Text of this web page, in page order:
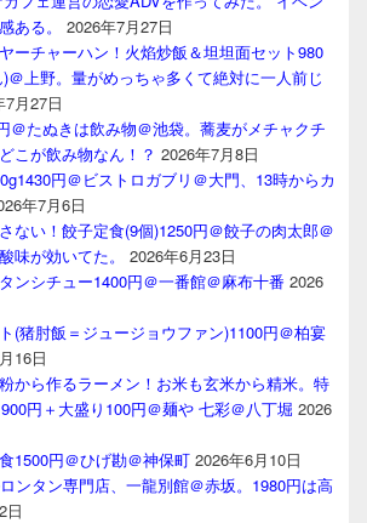
ある。
2026年7月27日
ーチャーハン！火焰炒飯＆坦坦面セット980
＠上野。量がめっちゃ多くて絶対に一人前じ
7月27日
＠たぬきは飲み物＠池袋。蕎麦がメチャクチ
こが飲み物なん！？ 2026年7月8日
円＠ビストロガブリ＠大門、13時からカ
年7月6日
ない！餃子定食(9個)1250円＠餃子の肉太郎＠
味が効いてた。
2026年6月23日
ンシチュー1400円＠一番館＠麻布十番 2026
(猪肘飯＝ジュージョウファン)1100円＠柏宴
16日
から作るラーメン！お米も玄米から精米。特
円＋大盛り100円＠麺や 七彩＠八丁堀 2026
1500円＠ひげ勘＠神保町 2026年6月10日
ンタン専門店、一龍別館＠赤坂。1980円は高
日